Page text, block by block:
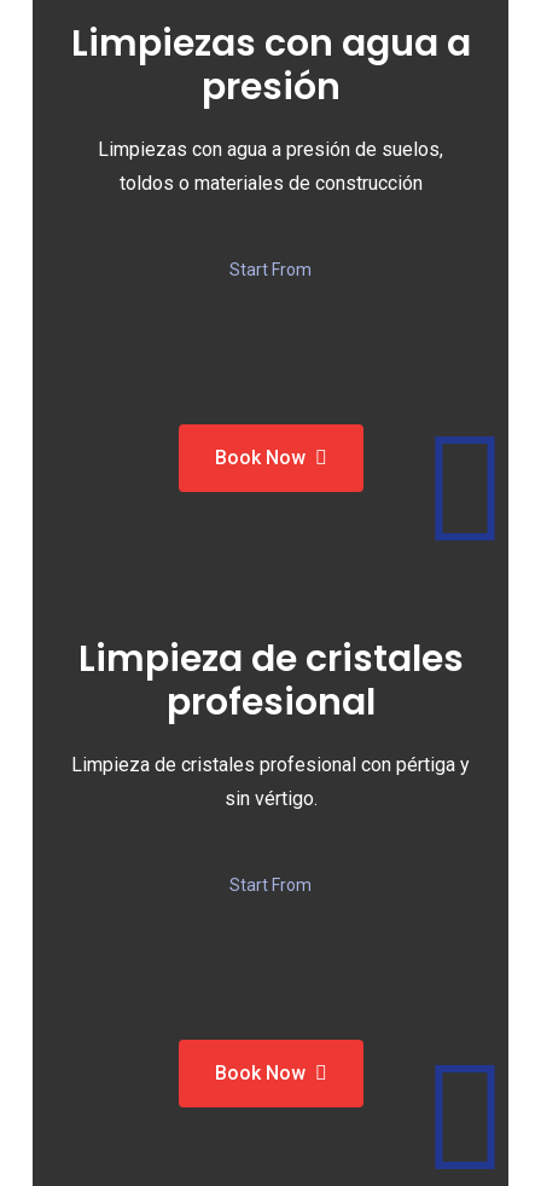
Limpiezas con agua a
presión
Limpiezas con agua a presión de suelos,
toldos o materiales de construcción
Start From
Book Now
Limpieza de cristales
profesional
Limpieza de cristales profesional con pértiga y
sin vértigo.
Start From
Book Now